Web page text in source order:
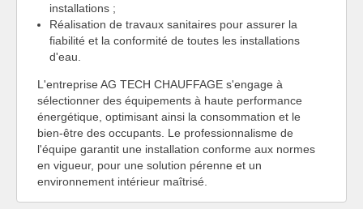
installations ;
Réalisation de travaux sanitaires pour assurer la
fiabilité et la conformité de toutes les installations
d'eau.
L'entreprise AG TECH CHAUFFAGE s'engage à
sélectionner des équipements à haute performance
énergétique, optimisant ainsi la consommation et le
bien-être des occupants. Le professionnalisme de
l'équipe garantit une installation conforme aux normes
en vigueur, pour une solution pérenne et un
environnement intérieur maîtrisé.